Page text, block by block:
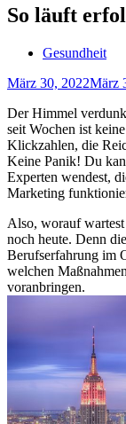
So läuft
Gesundheit
März 30, 2022März
Der Himmel
seit Wochen ist
Klickzahlen, die
Keine Panik! Du
Experten wendest,
Marketing
Also, worauf
noch heute. Denn
Berufserfahrung im
welchen
voranbringen.